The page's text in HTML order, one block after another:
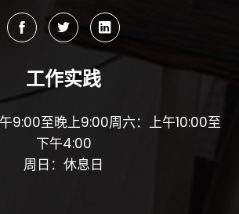
工作实践
9:00至晚上9:00周六：上午10:00至
下午4:00
周日：休息日